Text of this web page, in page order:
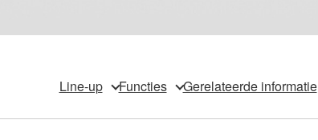
Line-up Functies Gerelateerde informatie